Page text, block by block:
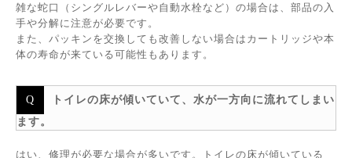
雑な蛇口（シングルレバーや自動水栓など）の場合は、部品の入
手や分解に注意が必要です。
また、パッキンを交換しても改善しない場合はカートリッジや本
体の寿命が来ている可能性もあります。
トイレの床が傾いていて、水が一方向に流れてしまい
ます。
はい、修理が必要な場合が多いです。トイレの床が傾いている